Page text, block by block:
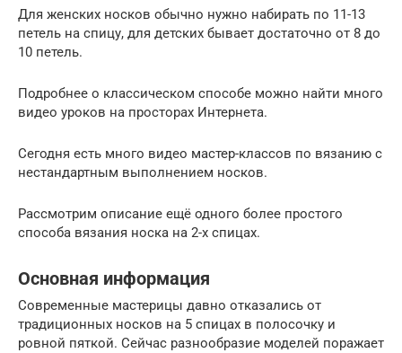
Для женских носков обычно нужно набирать по 11-13
петель на спицу, для детских бывает достаточно от 8 до
10 петель.
Подробнее о классическом способе можно найти много
видео уроков на просторах Интернета.
Сегодня есть много видео мастер-классов по вязанию с
нестандартным выполнением носков.
Рассмотрим описание ещё одного более простого
способа вязания носка на 2-х спицах.
Основная информация
Современные мастерицы давно отказались от
традиционных носков на 5 спицах в полосочку и
ровной пяткой. Сейчас разнообразие моделей поражает